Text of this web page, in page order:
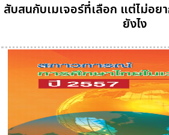
สับสนกับเมเจอร์ที่เลือก แต่ไม่อ
ยังไง